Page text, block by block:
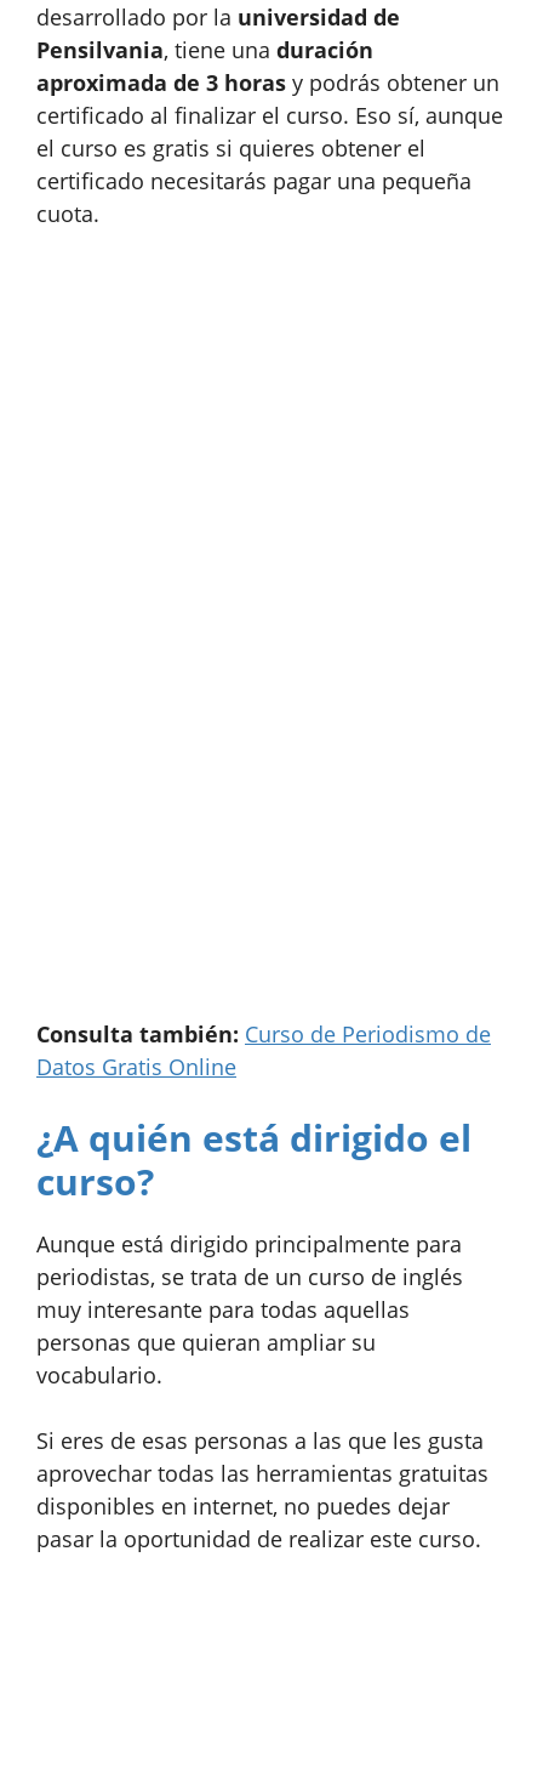
desarrollado por la universidad de
Pensilvania, tiene una duración
aproximada de 3 horas y podrás obtener un
certificado al finalizar el curso. Eso sí, aunque
el curso es gratis si quieres obtener el
certificado necesitarás pagar una pequeña
cuota.
Consulta también: Curso de Periodismo de
Datos Gratis Online
¿A quién está dirigido el
curso?
Aunque está dirigido principalmente para
periodistas, se trata de un curso de inglés
muy interesante para todas aquellas
personas que quieran ampliar su
vocabulario.
Si eres de esas personas a las que les gusta
aprovechar todas las herramientas gratuitas
disponibles en internet, no puedes dejar
pasar la oportunidad de realizar este curso.